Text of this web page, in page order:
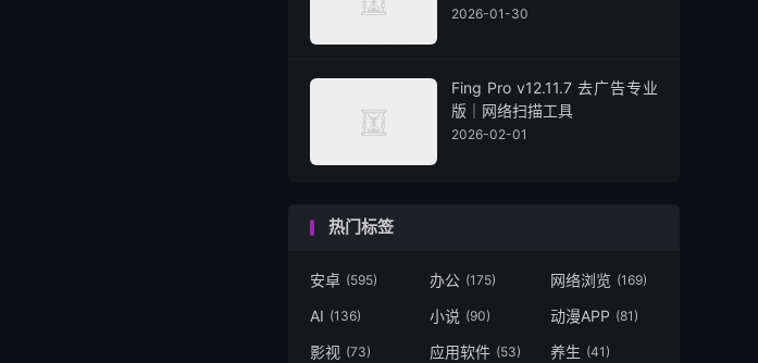
2026-01-30
Fing Pro v12.11.7 去广告专业
版｜网络扫描工具
2026-02-01
热门标签
安卓 (595) 办公 (175) 网络浏览 (169)
AI (136) 小说 (90) 动漫APP (81)
影视 (73) 应用软件 (53) 养生 (41)